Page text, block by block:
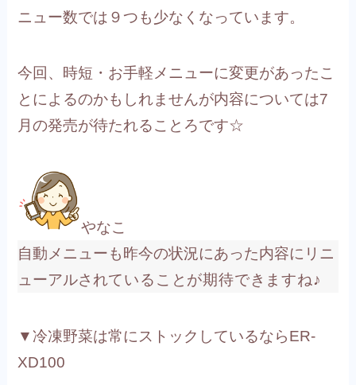
ニュー数では９つも少なくなっています。
今回、時短・お手軽メニューに変更があったこ
とによるのかもしれませんが内容については7
月の発売が待たれることろです☆
やなこ
自動メニューも昨今の状況にあった内容にリニ
ューアルされていることが期待できますね♪
▼冷凍野菜は常にストックしているならER-
XD100